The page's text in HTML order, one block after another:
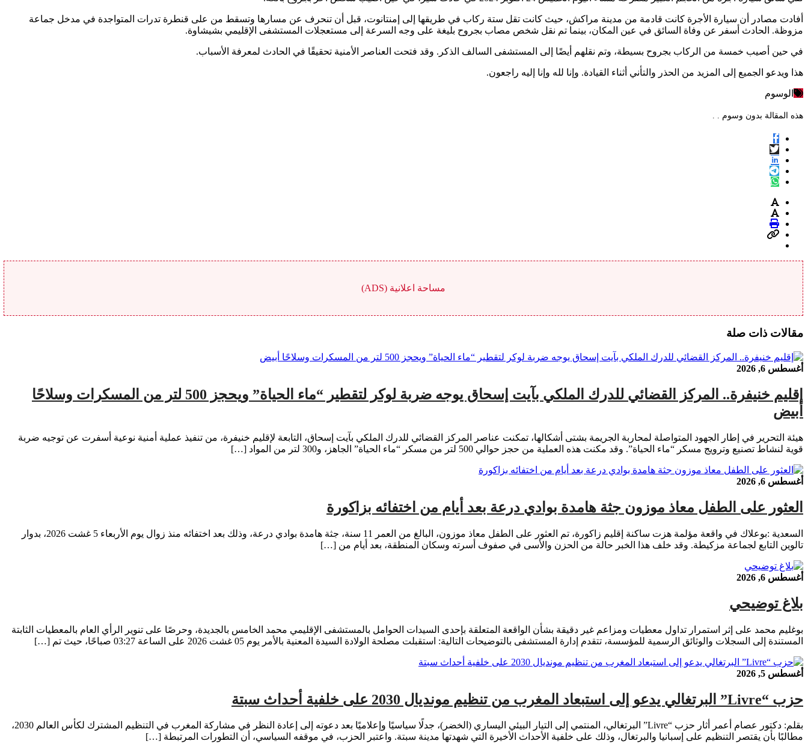
أفادت مصادر أن سيارة الأجرة كانت قادمة من مدينة مراكش، حيث كانت تقل ستة ركاب في طريقها إلى إمنتانوت، قبل أن تنحرف عن مسارها وتسقط من على قنطرة تدرات المتواجدة في مدخل جماعة
مزوظة. الحادث أسفر عن وفاة السائق في عين المكان، بينما تم نقل شخص مصاب بجروح بليغة على وجه السرعة إلى مستعجلات المستشفى الإقليمي بشيشاوة.
في حين أصيب خمسة من الركاب بجروح بسيطة، وتم نقلهم أيضًا إلى المستشفى السالف الذكر. وقد فتحت العناصر الأمنية تحقيقًا في الحادث لمعرفة الأسباب.
هذا ويدعو الجميع إلى المزيد من الحذر والتأني أثناء القيادة. وإنا لله وإنا إليه راجعون.
الوسوم
هذه المقالة بدون وسوم . .
مساحة اعلانية (ADS)
مقالات ذات صلة
أغسطس 6, 2026
إقليم خنيفرة.. المركز القضائي للدرك الملكي بآيت إسحاق يوجه ضربة لوكر لتقطير “ماء الحياة” ويحجز 500 لتر من المسكرات وسلاحًا
أبيض
هيئة التحرير في إطار الجهود المتواصلة لمحاربة الجريمة بشتى أشكالها، تمكنت عناصر المركز القضائي للدرك الملكي بآيت إسحاق، التابعة لإقليم خنيفرة، من تنفيذ عملية أمنية نوعية أسفرت عن توجيه ضربة
قوية لنشاط تصنيع وترويج مسكر “ماء الحياة”. وقد مكنت هذه العملية من حجز حوالي 500 لتر من مسكر “ماء الحياة” الجاهز، و300 لتر من المواد […]
أغسطس 6, 2026
العثور على الطفل معاذ موزون جثة هامدة بوادي درعة بعد أيام من اختفائه بزاكورة
السعدية :بوعلاك في واقعة مؤلمة هزت ساكنة إقليم زاكورة، تم العثور على الطفل معاذ موزون، البالغ من العمر 11 سنة، جثة هامدة بوادي درعة، وذلك بعد اختفائه منذ زوال يوم الأربعاء 5 غشت 2026، بدوار
تالوين التابع لجماعة مزكيطة. وقد خلف هذا الخبر حالة من الحزن والأسى في صفوف أسرته وسكان المنطقة، بعد أيام من […]
أغسطس 6, 2026
بلاغ توضيحي
بوغليم محمد على إثر استمرار تداول معطيات ومزاعم غير دقيقة بشأن الواقعة المتعلقة بإحدى السيدات الحوامل بالمستشفى الإقليمي محمد الخامس بالجديدة، وحرصًا على تنوير الرأي العام بالمعطيات الثابتة
المستندة إلى السجلات والوثائق الرسمية للمؤسسة، تتقدم إدارة المستشفى بالتوضيحات التالية: استقبلت مصلحة الولادة السيدة المعنية بالأمر يوم 05 غشت 2026 على الساعة 03:27 صباحًا، حيث تم […]
أغسطس 5, 2026
حزب “Livre” البرتغالي يدعو إلى استبعاد المغرب من تنظيم مونديال 2030 على خلفية أحداث سبتة
بقلم: دكتور عصام أعمر أثار حزب “Livre” البرتغالي، المنتمي إلى التيار البيئي اليساري (الخضر)، جدلًا سياسيًا وإعلاميًا بعد دعوته إلى إعادة النظر في مشاركة المغرب في التنظيم المشترك لكأس العالم 2030،
مطالبًا بأن يقتصر التنظيم على إسبانيا والبرتغال، وذلك على خلفية الأحداث الأخيرة التي شهدتها مدينة سبتة. واعتبر الحزب، في موقفه السياسي، أن التطورات المرتبطة […]